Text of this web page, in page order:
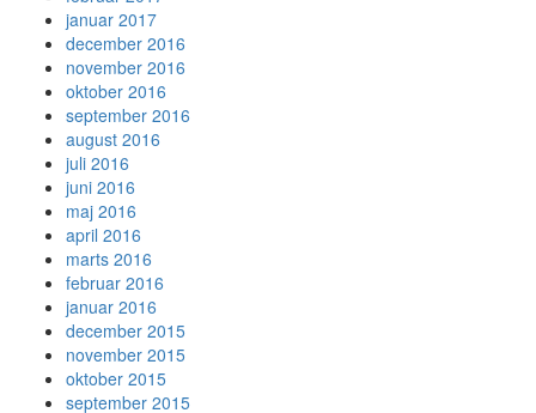
januar 2017
december 2016
november 2016
oktober 2016
september 2016
august 2016
juli 2016
juni 2016
maj 2016
april 2016
marts 2016
februar 2016
januar 2016
december 2015
november 2015
oktober 2015
september 2015